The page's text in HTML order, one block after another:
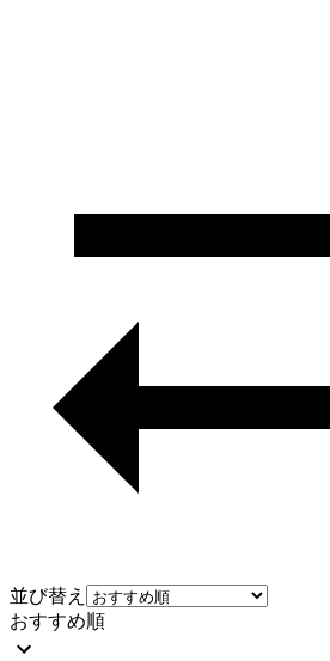
並び替え
おすすめ順